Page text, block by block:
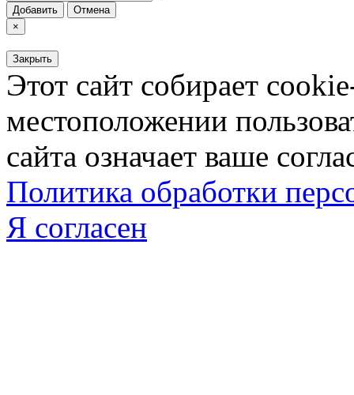
Добавить
Отмена
×
Закрыть
Этот сайт собирает
местоположении
сайта означает ваше
Политика обработки
Я согласен